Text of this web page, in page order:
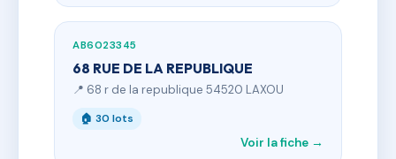
AB6023345
68 RUE DE LA REPUBLIQUE
📍 68 r de la republique 54520 LAXOU
🏠 30 lots
Voir la fiche →